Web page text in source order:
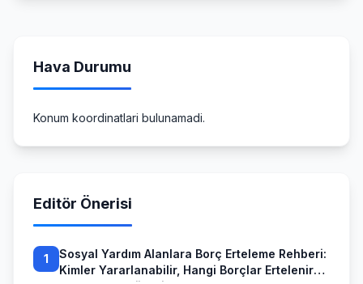
Hava Durumu
Konum koordinatlari bulunamadi.
Editör Önerisi
1
Sosyal Yardım Alanlara Borç Erteleme Rehberi:
Kimler Yararlanabilir, Hangi Borçlar Ertelenir